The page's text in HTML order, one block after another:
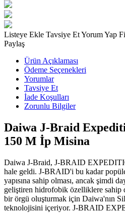
Listeye Ekle Tavsiye EtYorum Yap
Paylaş
Ürün Açıklaması
Ödeme Seçenekleri
Yorumlar
Tavsiye Et
İade Koşulları
Zorunlu Bilgiler
Daiwa J-Braid
150 M İp Misina
Daiwa J-Braid, J-BRAID
hale geldi. J-BRAID'i bu kadar
yapısına sahip olması, ancak şimdi
geliştiren hidrofobik özelliklere sahip
bir örgü oluşturmak için Daiwa'nın
teknolojisini içeriyor. J-BRAID